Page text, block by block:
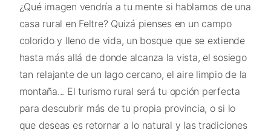
¿Qué imagen vendría a tu mente si hablamos de una
casa rural en Feltre? Quizá pienses en un campo
colorido y lleno de vida, un bosque que se extiende
hasta más allá de donde alcanza la vista, el sosiego
tan relajante de un lago cercano, el aire limpio de la
montaña... El turismo rural será tu opción perfecta
para descubrir más de tu propia provincia, o si lo
que deseas es retornar a lo natural y las tradiciones